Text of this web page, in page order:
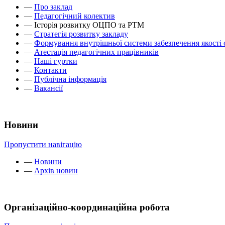
— Про заклад
— Педагогічний колектив
— Історія розвитку ОЦПО та РТМ
— Стратегія розвитку закладу
— Формування внутрішньої системи забезпечення якості
— Атестація педагогічних працівників
— Наші гуртки
— Контакти
— Публічна інформація
— Вакансії
Новини
Пропустити навігацію
— Новини
— Архів новин
Організаційно-координаційна робота